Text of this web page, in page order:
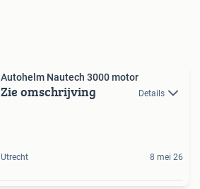
Autohelm Nautech 3000 motor
Zie omschrijving Details
Utrecht 8 mei 26